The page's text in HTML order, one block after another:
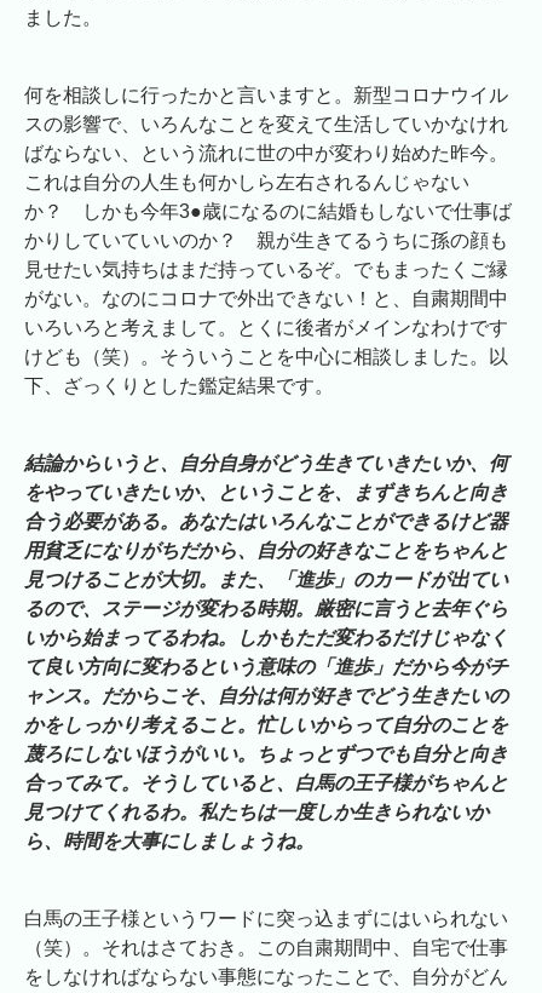
ました。
何を相談しに行ったかと言いますと。新型コロナウイル
スの影響で、いろんなことを変えて生活していかなけれ
ばならない、という流れに世の中が変わり始めた昨今。
これは自分の人生も何かしら左右されるんじゃない
か？ しかも今年3●歳になるのに結婚もしないで仕事ば
かりしていていいのか？ 親が生きてるうちに孫の顔も
見せたい気持ちはまだ持っているぞ。でもまったくご縁
がない。なのにコロナで外出できない！と、自粛期間中
いろいろと考えまして。とくに後者がメインなわけです
けども（笑）。そういうことを中心に相談しました。以
下、ざっくりとした鑑定結果です。
結論からいうと、自分自身がどう生きていきたいか、何
をやっていきたいか、ということを、まずきちんと向き
合う必要がある。あなたはいろんなことができるけど器
用貧乏になりがちだから、自分の好きなことをちゃんと
見つけることが大切。また、「進歩」のカードが出てい
るので、ステージが変わる時期。厳密に言うと去年ぐら
いから始まってるわね。しかもただ変わるだけじゃなく
て良い方向に変わるという意味の「進歩」だから今がチ
ャンス。だからこそ、自分は何が好きでどう生きたいの
かをしっかり考えること。忙しいからって自分のことを
蔑ろにしないほうがいい。ちょっとずつでも自分と向き
合ってみて。そうしていると、白馬の王子様がちゃんと
見つけてくれるわ。私たちは一度しか生きられないか
ら、時間を大事にしましょうね。
白馬の王子様というワードに突っ込まずにはいられない
（笑）。それはさておき。この自粛期間中、自宅で仕事
をしなければならない事態になったことで、自分がどん